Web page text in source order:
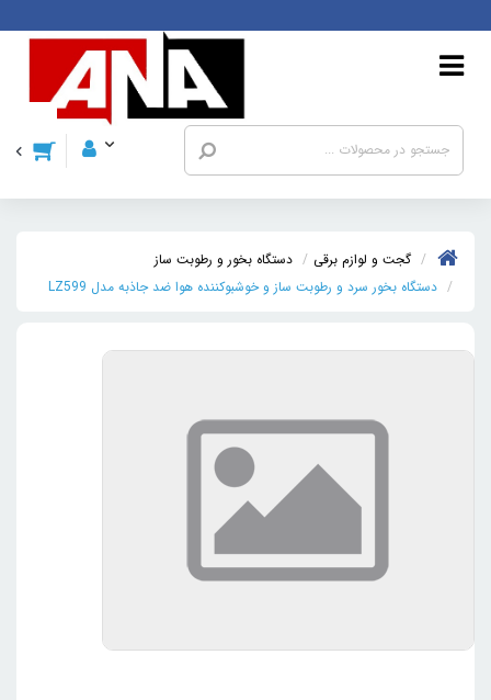
گجت و لوازم برقی
دستگاه بخور و رطوبت ساز
دستگاه بخور سرد و رطوبت ساز و خوشبوکننده هوا ضد جاذبه مدل LZ599